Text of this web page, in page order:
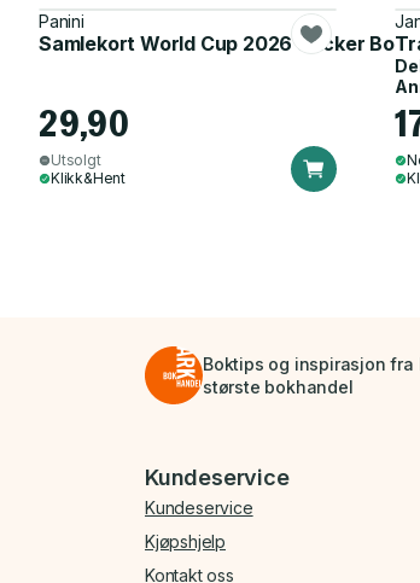
Panini
Samlekort World Cup 2026 Sticker
29,90
Utsolgt
Klikk&Hent
Boktips og inspirasjon fra
største bokhandel
Bunnmeny
Kundeservice
Kundeservice
Kjøpshjelp
Kontakt oss